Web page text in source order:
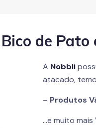
de
A Nobbli
atacado,
– Produtos
…e muito mais